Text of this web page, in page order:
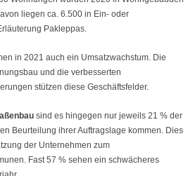
liegen ca. 6.500 in Ein- oder
Pakleppas.
in 2021 auch ein Umsatzwachstum. Die
und die verbesserten
stützen diese Geschäftsfelder.
sind es hingegen nur jeweils 21 % der
Beurteilung ihrer Auftragslage kommen. Dies
der Unternehmen zum
Fast 57 % sehen ein schwächeres